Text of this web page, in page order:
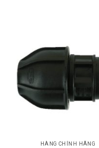
HÀNG CHÍNH HÃNG